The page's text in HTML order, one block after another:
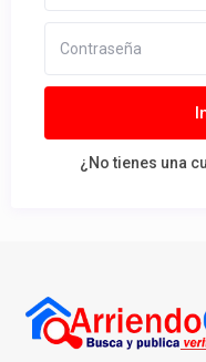
¿No tienes una